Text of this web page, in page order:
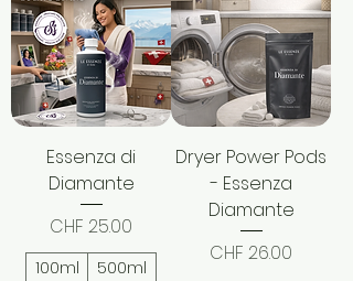
Essenza di
Diamante
Price
CHF 25.00
100ml 500ml
Dryer Power Pods
- Essenza
Diamante
Price
CHF 26.00